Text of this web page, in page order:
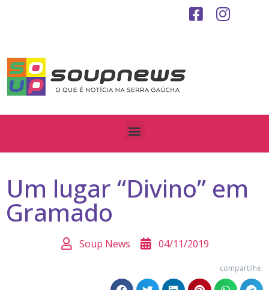
Um lugar “Divino” em
Gramado
Soup News 04/11/2019
compartilhe: